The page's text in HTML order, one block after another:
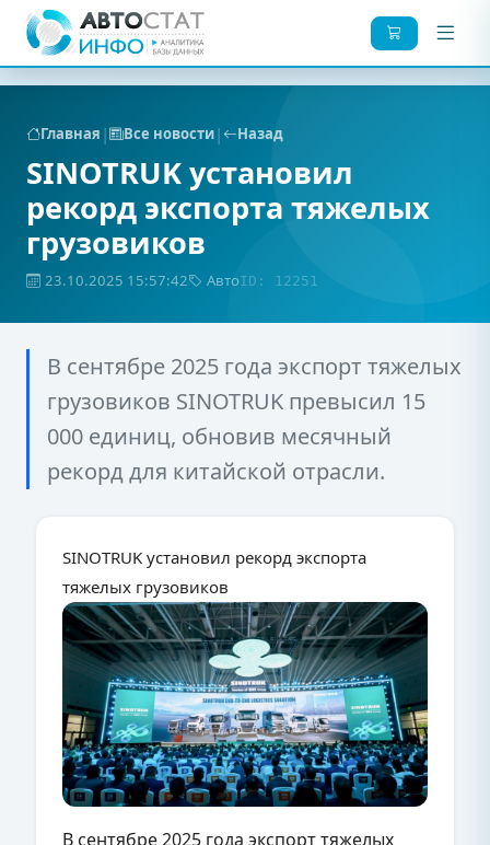
Главная | Все новости| Назад
SINOTRUK установил
рекорд экспорта тяжелых
грузовиков
23.10.2025 15:57:42 АвтоID: 12251
В сентябре 2025 года экспорт тяжелых
грузовиков SINOTRUK превысил 15
000 единиц, обновив месячный
рекорд для китайской отрасли.
SINOTRUK установил рекорд экспорта
тяжелых грузовиков
В сентябре 2025 года экспорт тяжелых